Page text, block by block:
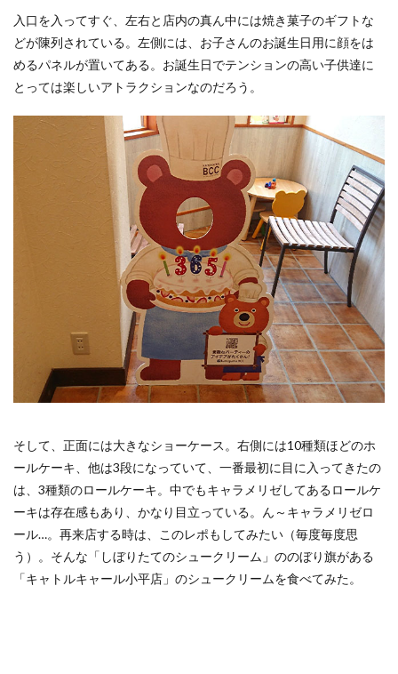
入口を入ってすぐ、左右と店内の真ん中には焼き菓子のギフトな
どが陳列されている。左側には、お子さんのお誕生日用に顔をは
めるパネルが置いてある。お誕生日でテンションの高い子供達に
とっては楽しいアトラクションなのだろう。
そして、正面には大きなショーケース。右側には10種類ほどのホ
ールケーキ、他は3段になっていて、一番最初に目に入ってきたの
は、3種類のロールケーキ。中でもキャラメリゼしてあるロールケ
ーキは存在感もあり、かなり目立っている。ん～キャラメリゼロ
ール…。再来店する時は、このレポもしてみたい（毎度毎度思
う）。そんな「しぼりたてのシュークリーム」ののぼり旗がある
「キャトルキャール小平店」のシュークリームを食べてみた。